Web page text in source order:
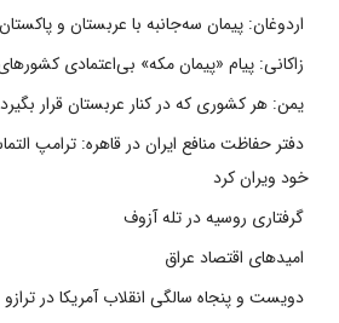
اردوغان: پیمان سه‌جانبه با عربستان و
زاکانی: پیام «پیمان مکه» بی‌اعتمادی
یمن: هر کشوری که در کنار عربستان قرار
دفتر حفاظت منافع ایران در قاهره: ترامپ
خود ویران کرد
گرفتاری روسیه در تله آزوف
امیدهای اقتصاد عراق
دویست و پنجاه سالگی انقلاب آمریکا در ترازو